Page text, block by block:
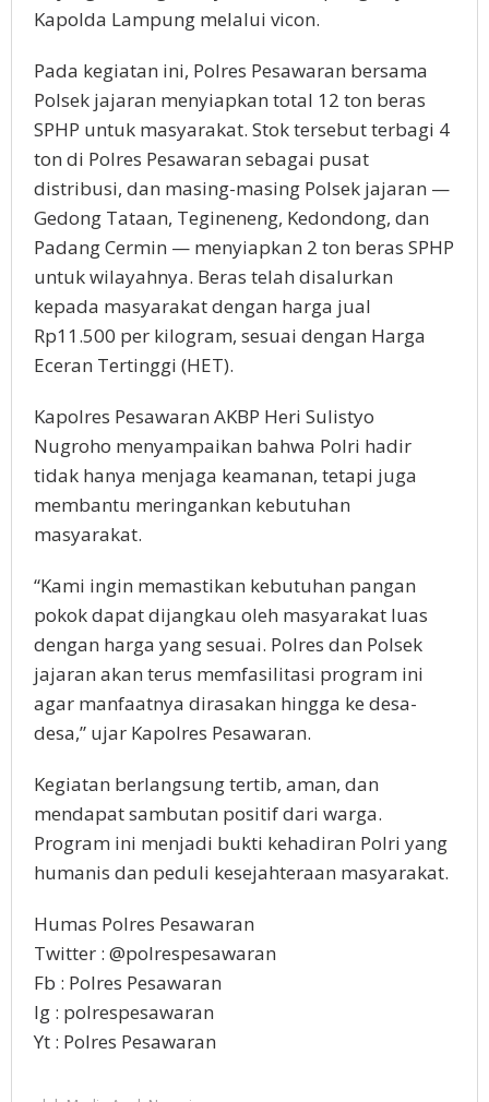
Kapolda Lampung melalui vicon.
Pada kegiatan ini, Polres Pesawaran bersama
Polsek jajaran menyiapkan total 12 ton beras
SPHP untuk masyarakat. Stok tersebut terbagi 4
ton di Polres Pesawaran sebagai pusat
distribusi, dan masing-masing Polsek jajaran —
Gedong Tataan, Tegineneng, Kedondong, dan
Padang Cermin — menyiapkan 2 ton beras SPHP
untuk wilayahnya. Beras telah disalurkan
kepada masyarakat dengan harga jual
Rp11.500 per kilogram, sesuai dengan Harga
Eceran Tertinggi (HET).
Kapolres Pesawaran AKBP Heri Sulistyo
Nugroho menyampaikan bahwa Polri hadir
tidak hanya menjaga keamanan, tetapi juga
membantu meringankan kebutuhan
masyarakat.
“Kami ingin memastikan kebutuhan pangan
pokok dapat dijangkau oleh masyarakat luas
dengan harga yang sesuai. Polres dan Polsek
jajaran akan terus memfasilitasi program ini
agar manfaatnya dirasakan hingga ke desa-
desa,” ujar Kapolres Pesawaran.
Kegiatan berlangsung tertib, aman, dan
mendapat sambutan positif dari warga.
Program ini menjadi bukti kehadiran Polri yang
humanis dan peduli kesejahteraan masyarakat.
Humas Polres Pesawaran
Twitter : @polrespesawaran
Fb : Polres Pesawaran
Ig : polrespesawaran
Yt : Polres Pesawaran